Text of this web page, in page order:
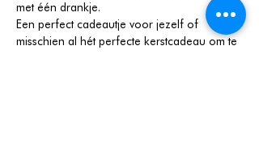
met één drankje.
Een perfect cadeautje voor jezelf of
misschien al hét perfecte kerstcadeau om te